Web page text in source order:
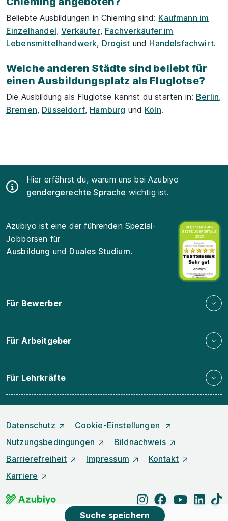
Suche speichern
Beliebte Ausbildungen in Chieming sind: Kaufmann im
Einzelhandel,Verkäufer, Fachverkäufer im
Lebensmittelhandwerk, Drogist und Handelsfachwirt.
Welche anderen Städte sind beliebt für
einen Ausbildungsplatz als Fluglotse?
Die Ausbildung als Fluglotse kannst du starten in: Berlin,
Bremen, Düsseldorf, Hamburg und Köln.
Hier erfährst du, warum uns bei Azubiyo
gendergerechte Sprache wichtig ist.
Azubiyo ist eine der führenden Spezial-
Jobbörsen für
Ausbildung und Duales Studium.
Für Bewerber
Für Arbeitgeber
Für Lehrkräfte
Datenschutz
Cookie-Einstellungen
Nutzungsbedingungen
Bildnachweis
Barrierefreiheit
Impressum
Kontakt
Karriere
instagram
facebookyoutube